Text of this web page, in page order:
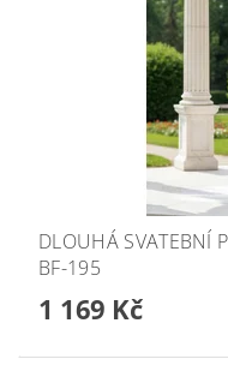
DLOUHÁ SVATEBNÍ
BF-195
1 169 Kč